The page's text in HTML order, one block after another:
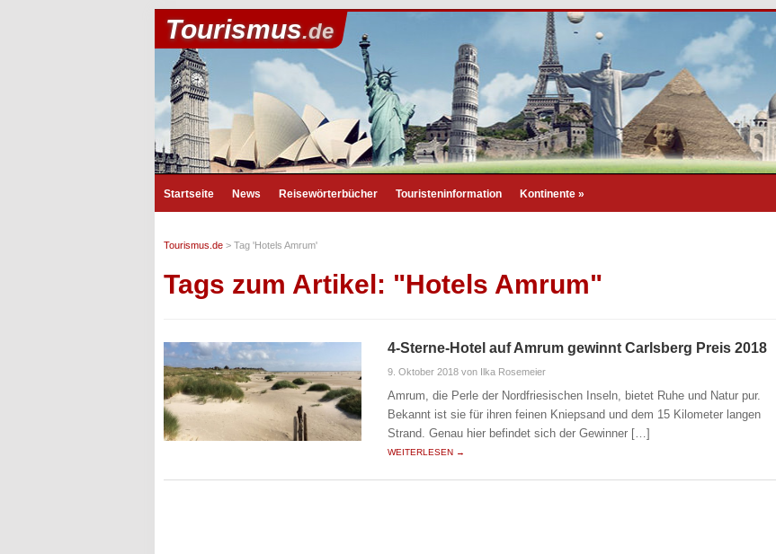
Tourismus.de
Startseite News Reisewörterbücher Touristeninformation Kontinente »
Tourismus.de > Tag 'Hotels Amrum'
Tags zum Artikel: "Hotels Amrum"
4-Sterne-Hotel auf Amrum gewinnt Carlsberg Preis 2018
9. Oktober 2018 von Ilka Rosemeier
Amrum, die Perle der Nordfriesischen Inseln, bietet Ruhe und Natur pur.
Bekannt ist sie für ihren feinen Kniepsand und dem 15 Kilometer langen
Strand. Genau hier befindet sich der Gewinner […]
WEITERLESEN →